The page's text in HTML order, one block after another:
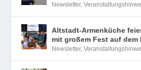
Newsletter,
Altstadt-Armenküche
mit großem Fest auf dem
Newsletter,